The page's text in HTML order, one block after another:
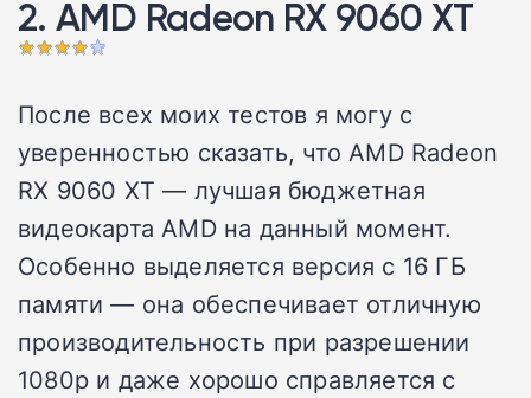
2. AMD Radeon RX 9060 XT
После всех моих тестов я могу с
уверенностью сказать, что AMD Radeon
RX 9060 XT — лучшая бюджетная
видеокарта AMD на данный момент.
Особенно выделяется версия с 16 ГБ
памяти — она обеспечивает отличную
производительность при разрешении
1080p и даже хорошо справляется с